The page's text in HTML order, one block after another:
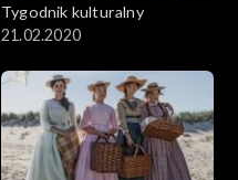
Tygodnik kulturalny
21.02.2020